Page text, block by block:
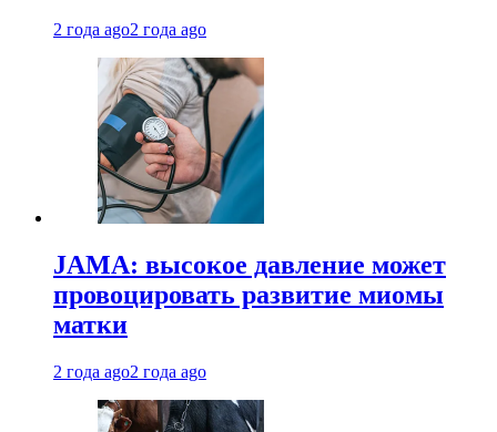
2 года ago2 года ago
JAMA: высокое давление может
провоцировать развитие миомы
матки
2 года ago2 года ago